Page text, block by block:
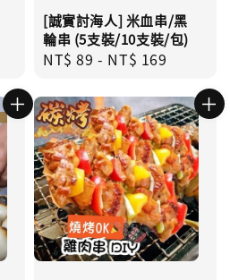
[誠實討海人] 米血串/黑
輪串 (5支裝/10支裝/包)
Regular
NT$ 89 - NT$ 169